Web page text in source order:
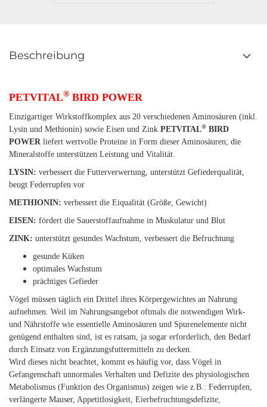
Beschreibung
PETVITAL® BIRD POWER
Einzigartiger Wirkstoffkomplex aus 20 verschiedenen Aminosäuren (inkl.
Lysin und Methionin) sowie Eisen und Zink PETVITAL® BIRD
POWERliefert wertvolle Proteine in Form dieser Aminosäuren; die
Mineralstoffe unterstützen Leistung und Vitalität.
LYSIN: verbessert die Futterverwertung, unterstützt Gefiederqualität,
beugt Federrupfen vor
METHIONIN: verbessert die Eiqualität (Größe, Gewicht)
EISEN: fördert die Sauerstoffaufnahme in Muskulatur und Blut
ZINK: unterstützt gesundes Wachstum, verbessert die Befruchtung
gesunde Küken
optimales Wachstum
prächtiges Gefieder
Vögel müssen täglich ein Drittel ihres Körpergewichtes an Nahrung
aufnehmen. Weil im Nahrungsangebot oftmals die notwendigen Wirk-
und Nährstoffe wie essentielle Aminosäuren und Spurenelemente nicht
genügend enthalten sind, ist es ratsam, ja sogar erforderlich, den Bedarf
durch Einsatz von Ergänzungsfuttermitteln zu decken.
Wird dieses nicht beachtet, kommt es häufig vor, dass Vögel in
Gefangenschaft unnormales Verhalten und Defizite des physiologischen
Metabolismus (Funktion des Organismus) zeigen wie z.B.: Federrupfen,
verlängerte Mauser, Appetitlosigkeit, Eierbefruchtungsdefizite,